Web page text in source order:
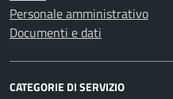
Personale amministrativo
Documenti e dati
CATEGORIE DI SERVIZIO